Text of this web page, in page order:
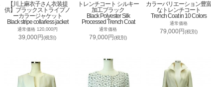
【川上麻衣子さん衣装提
供】ブラックストライプノ
ーカラージャケット
Black stripe collarless jacket
通常価格 120,000円
39,000円(税別)
トレンチコート シルキー
加工ブラック
Black Polyester Silk
Processed Trench Coat
通常価格
79,000円(税別)
カラーバリエーション豊富
なトレンチコート
Trench Coat in 10 Colors
通常価格
79,000円(税別)